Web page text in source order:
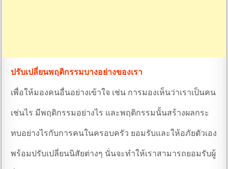
ปรับเปลี่ยนพฤติกรรมบางอย่างของเรา
เพื่อให้มองคนอื่นอย่างเข้าใจ เช่น การมองเห็นว่าเราเป็นคน
เช่นไร มีพฤติกรรมอย่างไร และพฤติกรรมนั้นสร้างผลกระ
ทบอย่างไรกับการคนในครอบครัว ยอมรับและให้อภัยตัวเอง
พร้อมปรับเปลี่ยนนิสัยต่างๆ นั่นจะทำให้เราสามารถยอมรับผู้